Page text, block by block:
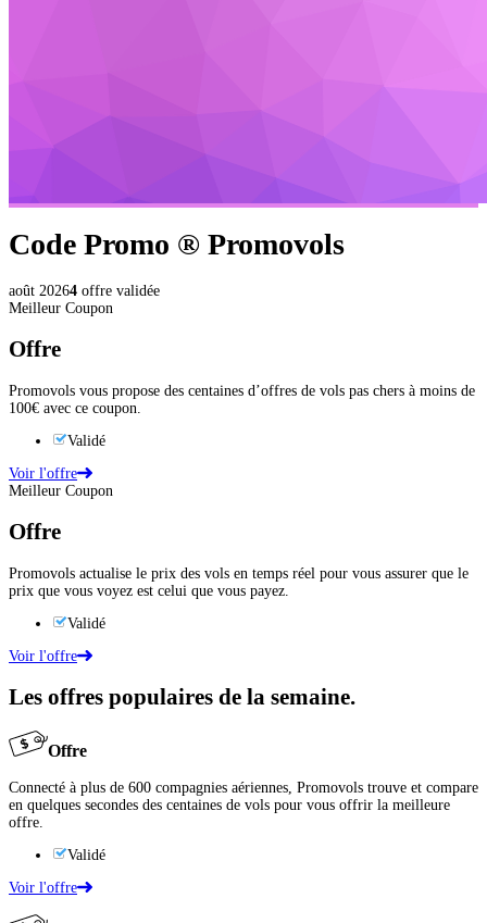
Code Promo ® Promovols
août 20264 offre validée
Meilleur Coupon
Offre
Promovols vous propose des centaines d’offres de vols pas chers à moins de
100€ avec ce coupon.
Validé
Voir l'offre
Meilleur Coupon
Offre
Promovols actualise le prix des vols en temps réel pour vous assurer que le
prix que vous voyez est celui que vous payez.
Validé
Voir l'offre
Les offres populaires de la semaine.
Offre
Connecté à plus de 600 compagnies aériennes, Promovols trouve et compare
en quelques secondes des centaines de vols pour vous offrir la meilleure
offre.
Validé
Voir l'offre